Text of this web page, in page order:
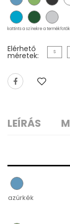
kattints a színekre a
Elérhető
méretek: S
LEÍRÁS
azúrkék